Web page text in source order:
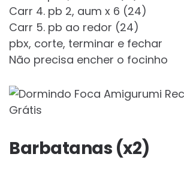
Carr 4. pb 2, aum x 6 (24)
Carr 5. pb ao redor (24)
pbx, corte, terminar e fechar
Não precisa encher o focinho
Barbatanas (x2)